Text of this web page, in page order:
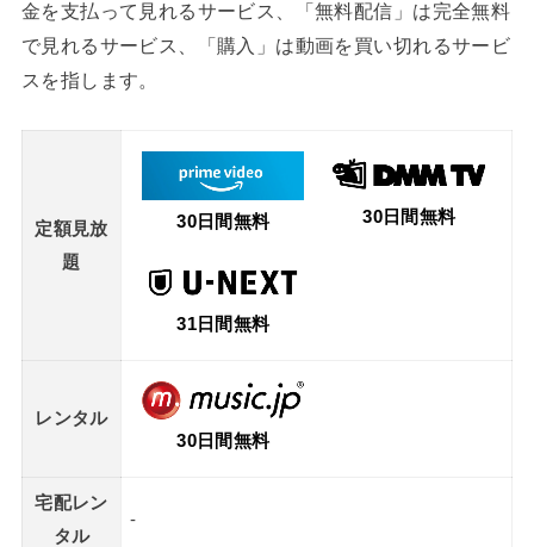
金を支払って見れるサービス、「無料配信」は完全無料
で見れるサービス、「購入」は動画を買い切れるサービ
スを指します。
定額見放
題
30日間無料 30日間無料
31日間無料
レンタル
30日間無料
宅配レン
タル
-